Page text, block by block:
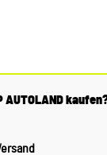
AUTOLAND